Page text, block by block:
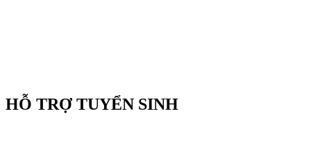
HỖ TRỢ TUYỂN SINH